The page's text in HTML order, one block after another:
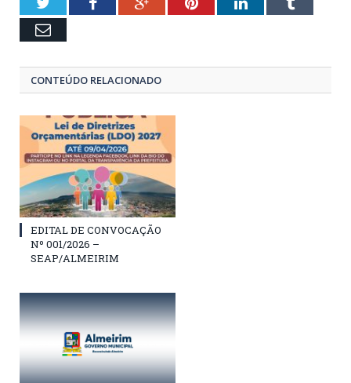
Email
CONTEÚDO RELACIONADO
EDITAL DE CONVOCAÇÃO
Nº 001/2026 –
SEAP/ALMEIRIM